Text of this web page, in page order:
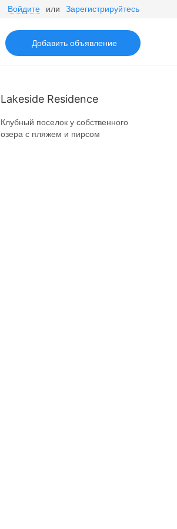
Войдите или Зарегистрируйтесь
Добавить объявление
Lakeside Residence
Клубный поселок у собственного
озера с пляжем и пирсом